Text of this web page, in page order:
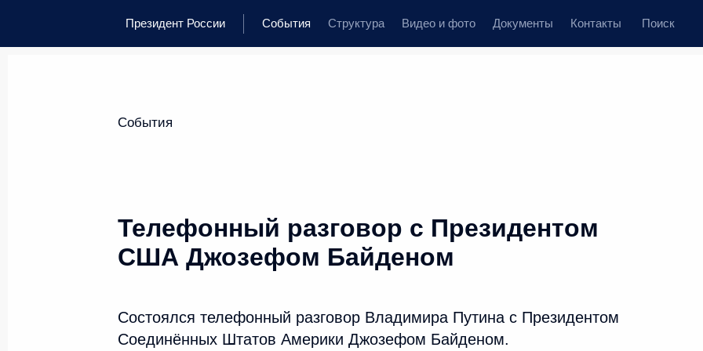
Президент России События Структура Видео и фото Документы Контакты Поиск
События
Телефонный разговор с Президентом
США Джозефом Байденом
Состоялся телефонный разговор Владимира Путина с Президентом
Соединённых Штатов Америки Джозефом Байденом.